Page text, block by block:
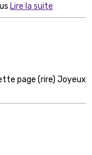
Lire la suite
page (rire) Joyeux